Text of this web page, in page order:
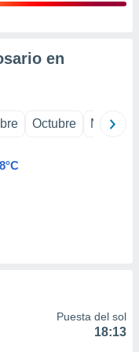
en
Octubre
Puesta del sol
18:13